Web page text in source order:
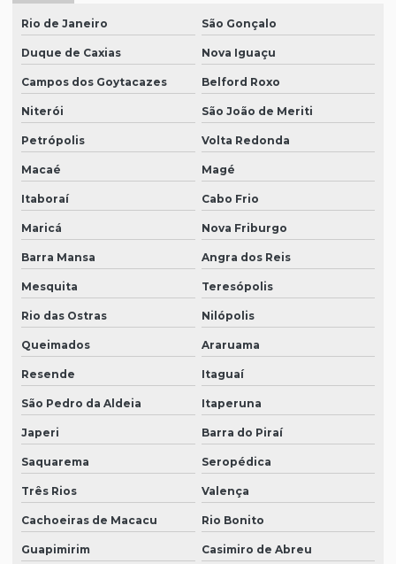
Rio de Janeiro São Gonçalo
Duque de Caxias Nova Iguaçu
Campos dos Goytacazes Belford Roxo
Niterói São João de Meriti
Petrópolis Volta Redonda
Macaé Magé
Itaboraí Cabo Frio
Maricá Nova Friburgo
Barra Mansa Angra dos Reis
Mesquita Teresópolis
Rio das Ostras Nilópolis
Queimados Araruama
Resende Itaguaí
São Pedro da Aldeia Itaperuna
Japeri Barra do Piraí
Saquarema Seropédica
Três Rios Valença
Cachoeiras de Macacu Rio Bonito
Guapimirim Casimiro de Abreu